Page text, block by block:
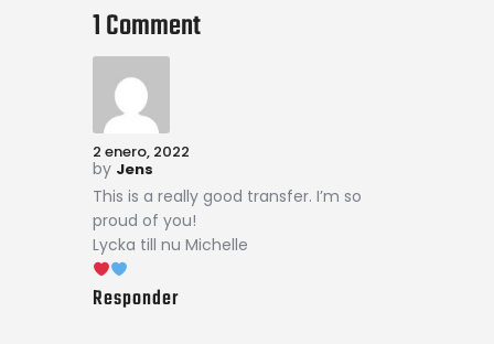
1 Comment
2 enero, 2022
by Jens
This is a really good transfer. I’m so
proud of you!
Lycka till nu Michelle
Responder